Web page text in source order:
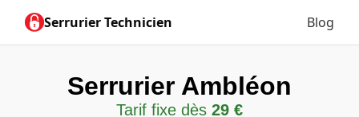
Serrurier Technicien Blog
Serrurier Ambléon
Tarif fixe dès 29 €